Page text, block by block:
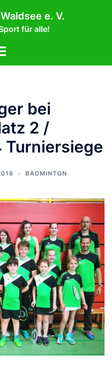
e. V.
für alle!
bei
2 /
Turniersiege
BADMINTON